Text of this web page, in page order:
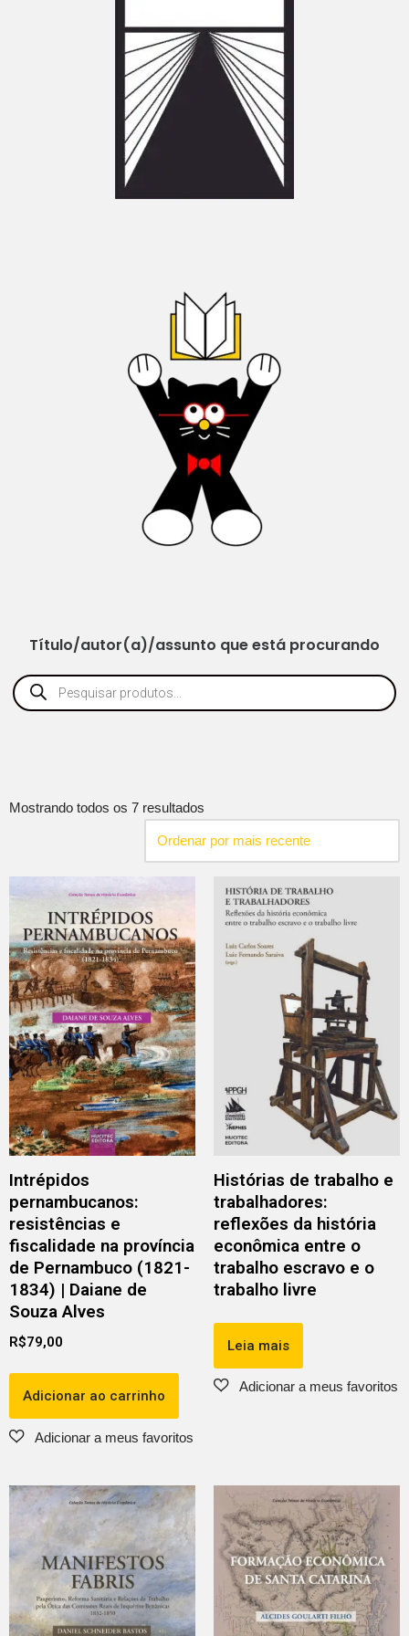
Título/autor(a)/assunto que está procurando
Mostrando todos os 7 resultados
Intrépidos
pernambucanos:
resistências e
fiscalidade na província
de Pernambuco (1821-
1834) | Daiane de
Souza Alves
R$79,00
Adicionar ao carrinho
Histórias de trabalho e
trabalhadores:
reflexões da história
econômica entre o
trabalho escravo e o
trabalho livre
Leia mais